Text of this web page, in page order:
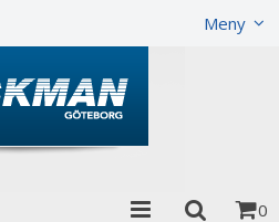
Meny
0